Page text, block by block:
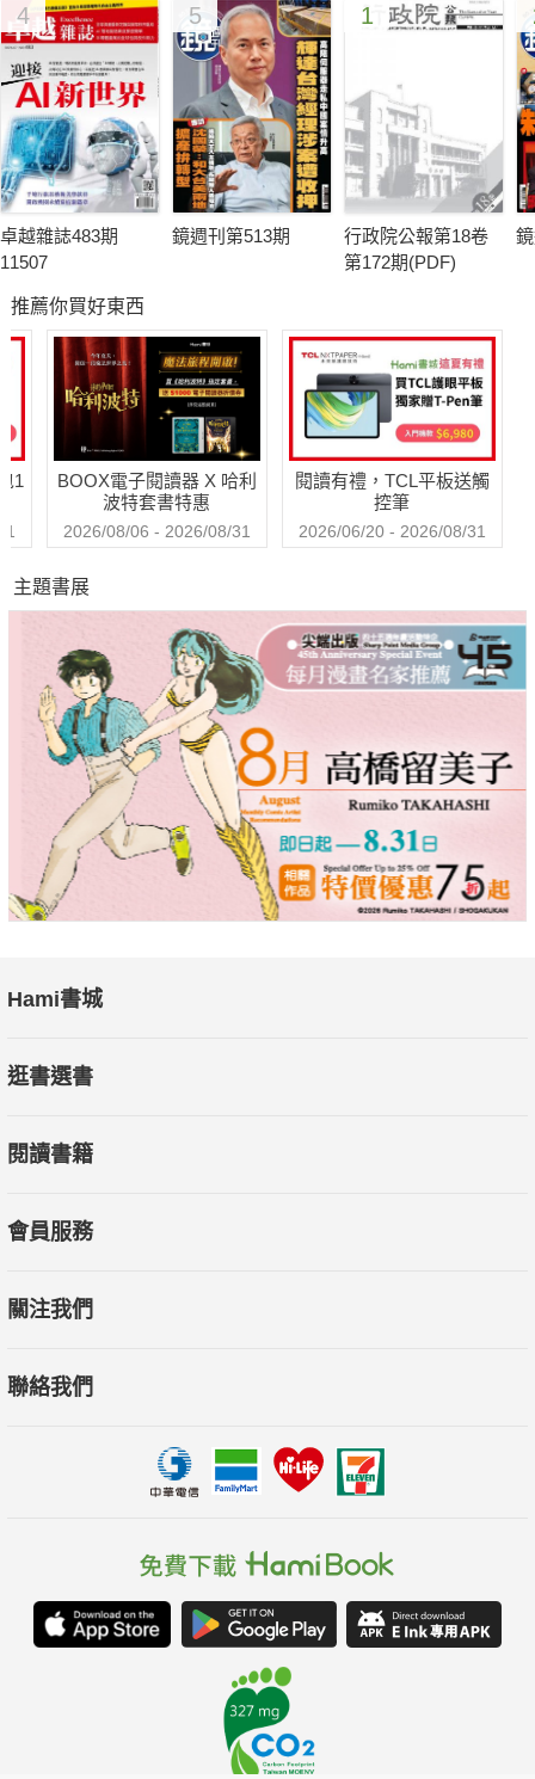
4
卓越雜誌483期
11507
5
鏡週刊第513期
1
行政院公報第18卷
第172期(PDF)
推薦你買好東西
1
BOOX電子閱讀器 X 哈利
波特套書特惠
2026/08/06 - 2026/08/31
閱讀有禮，TCL平板送觸
控筆
2026/06/20 - 2026/08/31
主題書展
Hami書城
逛書選書
閱讀書籍
會員服務
關注我們
聯絡我們